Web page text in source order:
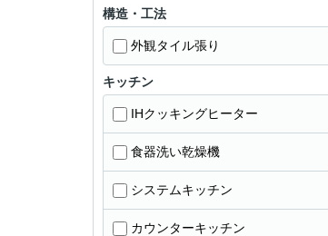
構造・工法
外観タイル張り
キッチン
IHクッキングヒーター
食器洗い乾燥機
システムキッチン
カウンターキッチン